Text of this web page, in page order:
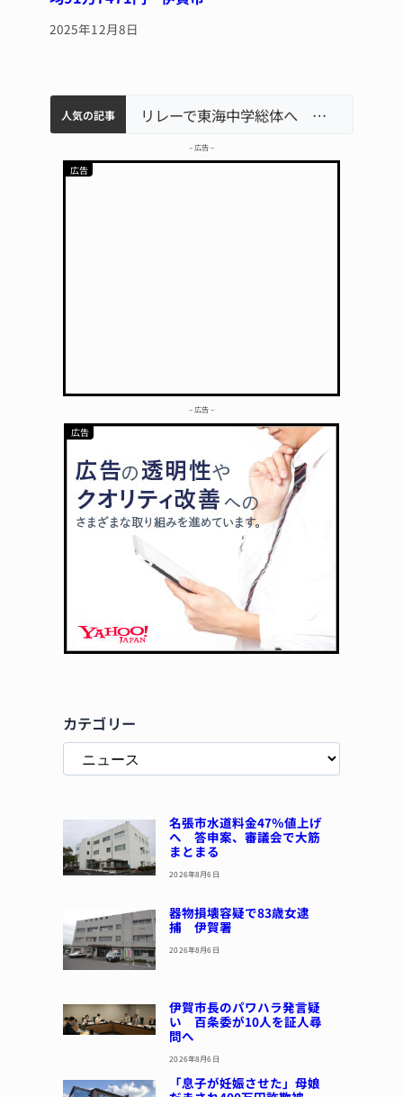
2025年12月8日
人気の記事
中学校の陶壁モニュメント 地元建設会社がボランティアで清掃 伊賀名張市立病院のDMAT、熊本地震の被災地へ 能登以来3回目の派遣
【インターハイ⑨】ソフトテニス ミス減らし上位狙う 近大高専 リレーで東海中学総体へ 伊賀・名張
– 広告 –
– 広告 –
カテゴリー
名張市水道料金47％値上げ
へ 答申案、審議会で大筋
まとまる
2026年8月6日
器物損壊容疑で83歳女逮
捕 伊賀署
2026年8月6日
伊賀市長のパワハラ発言疑
い 百条委が10人を証人尋
問へ
2026年8月6日
「息子が妊娠させた」母娘